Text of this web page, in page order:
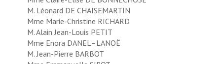
M. Léonard DE CHAISEMARTIN
Mme Marie-Christine RICHARD
M. Alain Jean-Louis PETIT
Mme Enora DANEL–LANOË
M. Jean-Pierre BARBOT